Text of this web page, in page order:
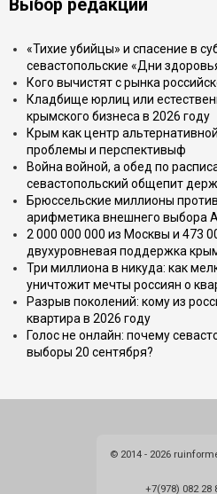
Выбор редакции
«Тихие убийцы» и спасение в
севастопольские «Дни
Кого вычистят с рынка
Кладбище юрлиц или
крымского бизнеса в 2026 году
Крым как центр
проблемы и перспективыф
Война войной, а обед по
севастопольский общепит
Брюссельские миллионы
арифметика внешнего выбора
2 000 000 000 из Москвы и 473
двухуровневая поддержка
Три миллиона в никуда: как
уничтожит мечты россиян о
Разрыв поколений: кому из
квартира в 2026 году
Голос не онлайн: почему
выборы 20 сентября?
© 2014 - 2026
+7(978) 082 28